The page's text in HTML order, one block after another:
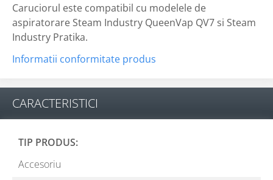
Caruciorul este compatibil cu modelele de
aspiratorare Steam Industry QueenVap QV7 si Steam
Industry Pratika.
Informatii conformitate produs
CARACTERISTICI
TIP PRODUS:
Accesoriu